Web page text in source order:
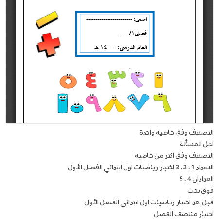
التصنيف وفق خاصية واحدة
احل المسألة
التصنيف وفق اكثر من خاصية
الاعداد 1 . 2 . 3 اختبار رياضيات اول ابتدائي الفصل الأول
العدادان 4 . 5
فوق تحت
قبل بعد اختبار رياضيات اول ابتدائي الفصل الأول
اختبار منتصف الفصل